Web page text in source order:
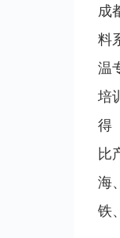
成
料
温
培
得
比
海
铁